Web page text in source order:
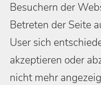
Besuchern der
Betreten der Seite
User sich
akzeptieren oder
nicht mehr